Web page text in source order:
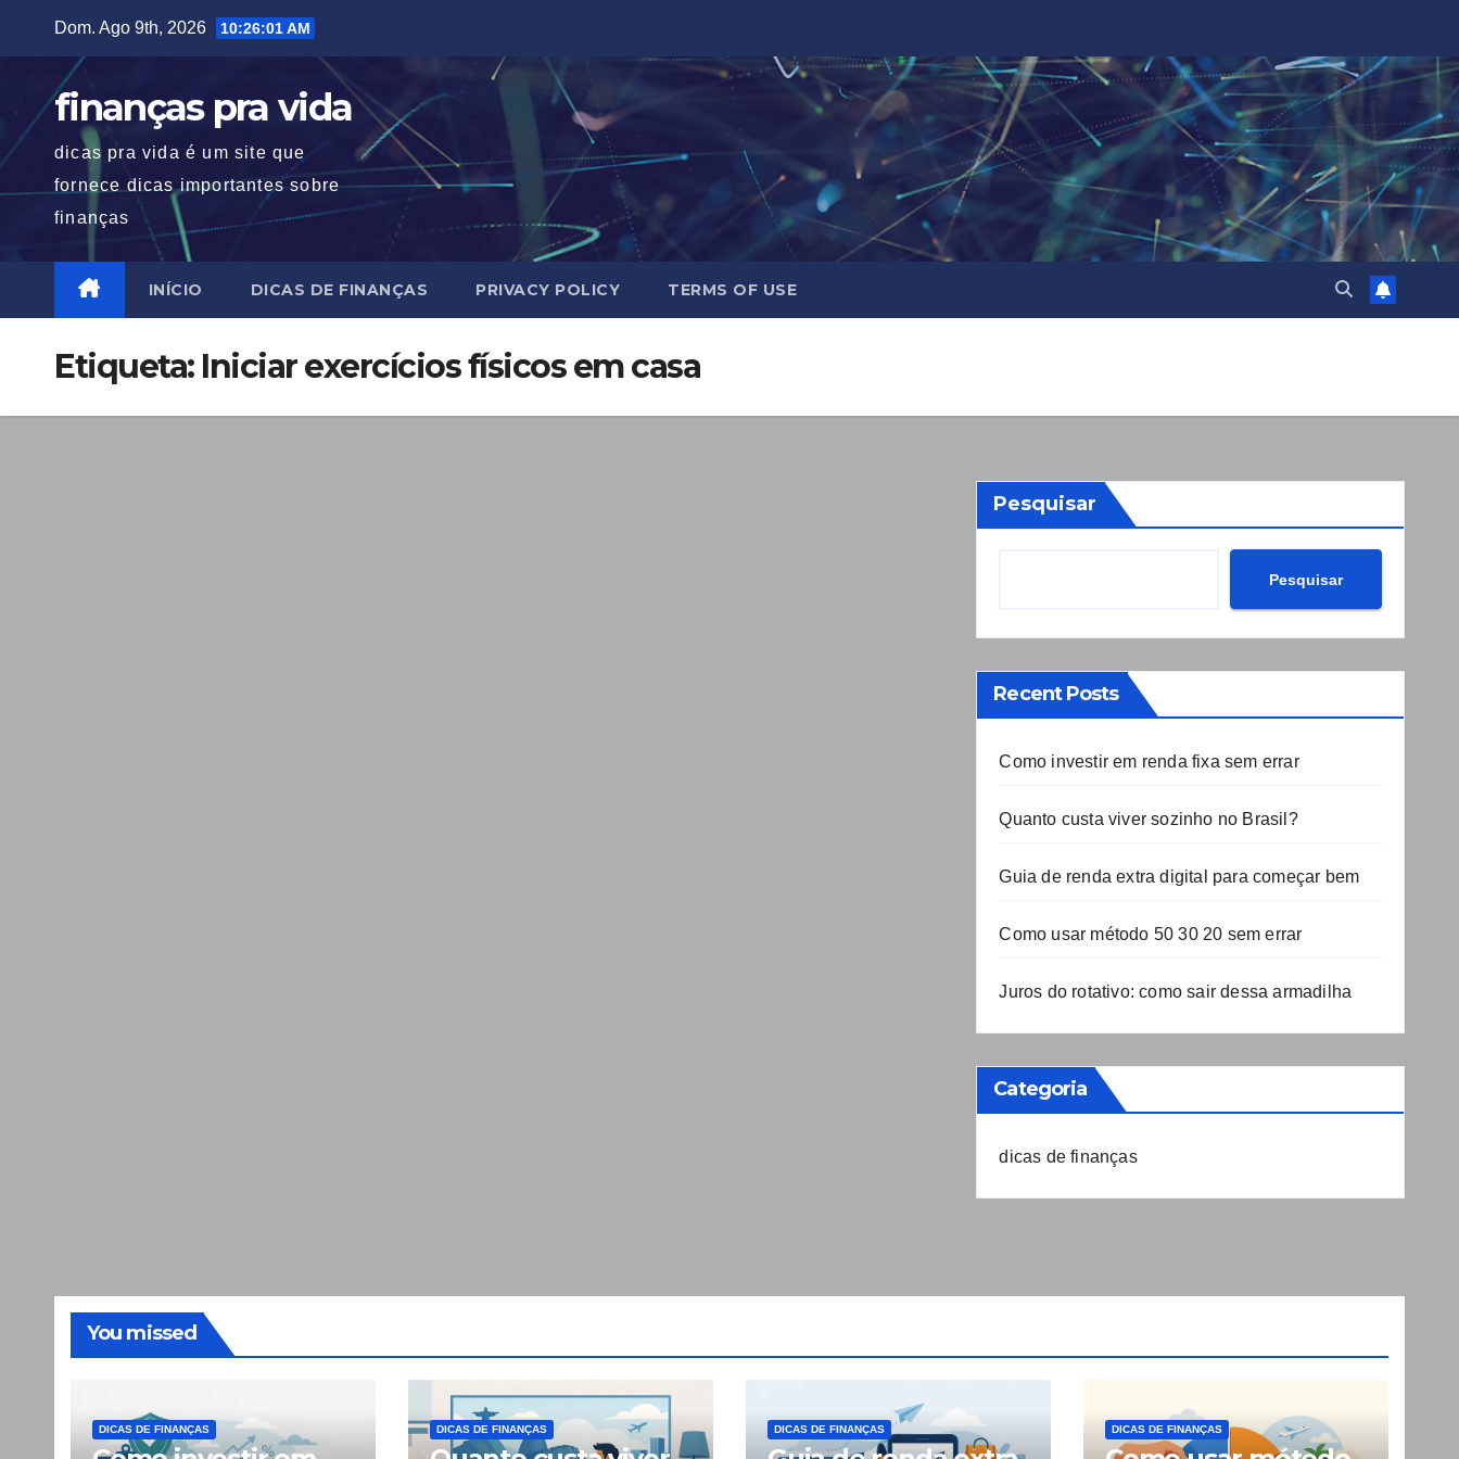
Dom. Ago 9th, 2026 10:26:01 AM
finanças pra vida
dicas pra vida é um site que
fornece dicas importantes sobre
finanças
INÍCIO DICAS DE FINANÇAS PRIVACY POLICY TERMS OF USE
Etiqueta: Iniciar exercícios físicos em casa
Pesquisar
Pesquisar
Recent Posts
Como investir em renda fixa sem errar
Quanto custa viver sozinho no Brasil?
Guia de renda extra digital para começar bem
Como usar método 50 30 20 sem errar
Juros do rotativo: como sair dessa armadilha
Categoria
dicas de finanças
You missed
DICAS DE FINANÇAS DICAS DE FINANÇAS DICAS DE FINANÇAS DICAS DE FINANÇAS